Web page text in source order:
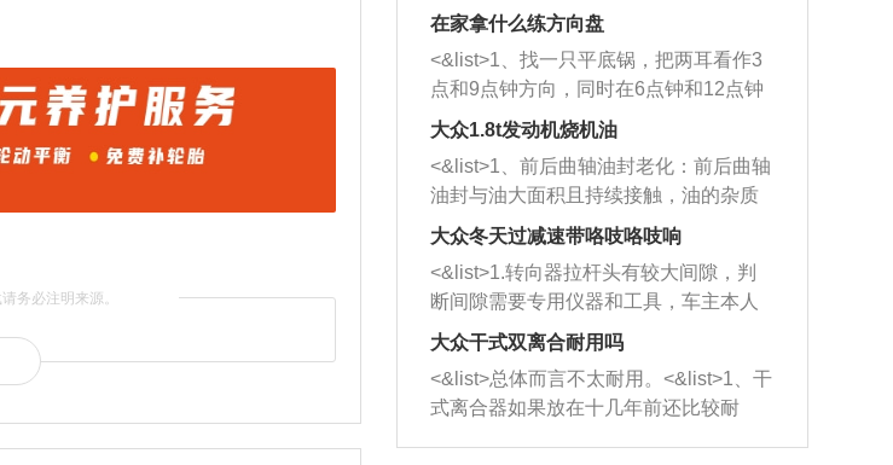
务必注明来源。
者是细棍，直接将杂物给取出来，如果
堵塞情况比较严重，也可以采取应急措
施。 <&list>2、直接利用木棍将所有的
杂物推到排气管里面的位置处，然后将
三元催化器拆解开，就可以将堵塞的东
西取出来。但如果是因为积碳过多引起
的堵塞，就需要将三元催化器泡在草酸
洗剂对堵塞的情况得到解决，将清洗剂
放在燃油箱中，与燃油混合后，车辆启
动时，就可以和汽油一起进入到燃烧
室，最后形成废气排出，就可以让三元
催化器得到清洗，排气管堵塞的情况就
能够得到解决。
在家拿什么练方向盘
<&list>1、找一只平底锅，把两耳看作3
点和9点钟方向，同时在6点钟和12点钟
方向做一个标记。 <&list>2、双手握住
一圈半的练习，往右同样也要打相同的
圈数。 <&list>3、最后强调要反复练
习，这样就可以形成肌肉记忆，在真实
驾驶车辆时，不需要记忆也能打好方
向。
大众1.8t发动机烧机油
<&list>1、前后曲轴油封老化：前后曲轴
油封与油大面积且持续接触，油的杂质
和发动机内持续温度变化使其密封效果
逐渐减弱，导致渗油或漏油。<&list>2、
活塞间隙过大：积碳会使活塞环与缸体
的间隙扩大，导致机油流入燃烧室中，
造成烧机油。<&list>3、机油粘度。使用
机油粘度过小的话，同样会有烧机油现
象，机油粘度过小具有很好的流动性，
大众冬天过减速带咯吱咯吱响
<&list>1.转向器拉杆头有较大间隙，判
断间隙需要专用仪器和工具，车主本人
无法制作，需要将车辆送到修理厂或4s
店；<&list>2.车辆半轴套管防尘罩破
裂，破裂后会出现漏油现象，使半轴磨
损严重，磨损的半轴容易损坏，产生异
响；<&list>3.稳定器的转向胶套和球头
大众干式双离合耐用吗
<&list>总体而言不太耐用。<&list>1、干
式离合器如果放在十几年前还比较耐